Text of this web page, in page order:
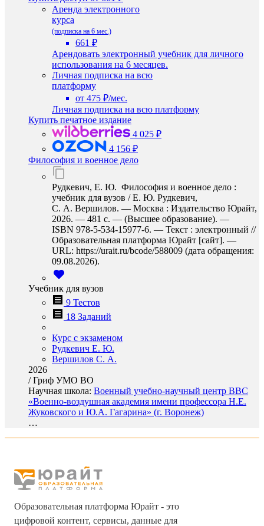
Аренда электронного
курса
(подписка на 6 мес.)
661 ₽
Арендовать электронный учебник для личного
использования на 6 месяцев.
Личная подписка на всю
платформу
от 475 ₽/мес.
Личная подписка на всю платформу
Купить печатное издание
4 025 ₽
4 156 ₽
Философия и военное дело
Рудкевич, Е. Ю. Философия и военное дело :
учебник для вузов / Е. Ю. Рудкевич,
С. А. Вершилов. — Москва : Издательство Юрайт,
2026. — 481 с. — (Высшее образование). —
ISBN 978-5-534-15977-6. — Текст : электронный //
Образовательная платформа Юрайт [сайт]. —
URL: https://urait.ru/bcode/588009 (дата обращения:
09.08.2026).
Учебник для вузов
9 Тестов
18 Заданий
Курс с экзаменом
Рудкевич Е. Ю.
Вершилов С. А.
2026
/Гриф УМО ВО
Научная школа: Военный учебно-научный центр ВВС
«Военно-воздушная академия имени профессора Н.Е.
Жуковского и Ю.А. Гагарина» (г. Воронеж)
…
Образовательная платформа Юрайт - это
цифровой контент, сервисы, данные для